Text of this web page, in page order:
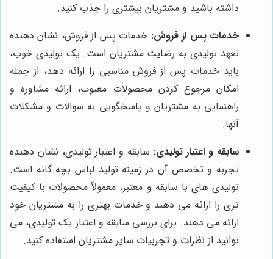
داشته باشید و مشتریان بیشتری را جذب کنید.
خدمات پس از فروش: خدمات پس از فروش، نشان دهنده
تعهد تولیدی به رضایت مشتریان است. یک تولیدی خوب،
باید خدمات پس از فروش مناسبی را ارائه دهد، از جمله
امکان مرجوع کردن محصولات معیوب، ارائه مشاوره و
راهنمایی به مشتریان و پاسخگویی به سوالات و مشکلات
آنها.
سابقه و اعتبار تولیدی: سابقه و اعتبار تولیدی، نشان دهنده
تجربه و تخصص آن در زمینه تولید لباس بچه گانه است.
تولیدی های با سابقه و معتبر، معمولاً محصولات با کیفیت
تری را ارائه می دهند و خدمات بهتری را به مشتریان خود
ارائه می دهند. برای بررسی سابقه و اعتبار یک تولیدی، می
توانید از نظرات و تجربیات سایر مشتریان استفاده کنید.